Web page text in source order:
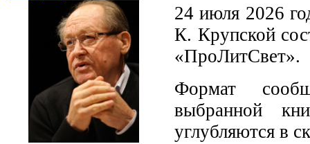
24 июля 2026
К. Крупской
«ПроЛитСвет».
Формат
выбранной
углубляются в